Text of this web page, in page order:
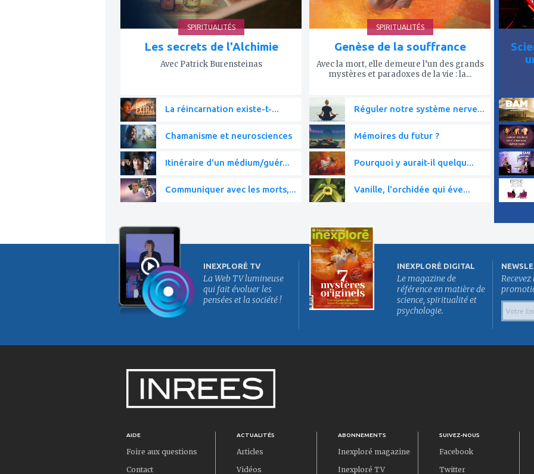
SPIRITUALITÉS
Les secrets de l'Alchimie
Avec Patrick Burensteinas
La réincarnation existe-t-...
Chamanisme et neurosciences
Itinéraire d'un médium/guér...
Communiquer avec les morts,...
SPIRITUALITÉS
Genèse de la souffrance
Avec la mort, elle demeure l’un des grands
mystères et paradoxes de la vie : la...
Réguler notre système nerve...
Mémoires du futur ?
Pourquoi y aurait-il quelqu...
Vanille, l'orchidée qui éve...
INEXPLORÉ TV
La Web TV lumineuse
qui fait évoluer les
pensées et la société !
INEXPLORÉ DIGITAL
Le magazine de
référence en matière de
science, spiritualité et
psychologie.
AIDE
Foire aux questions
Contact
ACTUALITÉS
Articles
Vidéos
ABONNEMENTS
Inexploré magazine
Inexploré TV
SUIVEZ-NOUS
Facebook
Twitter